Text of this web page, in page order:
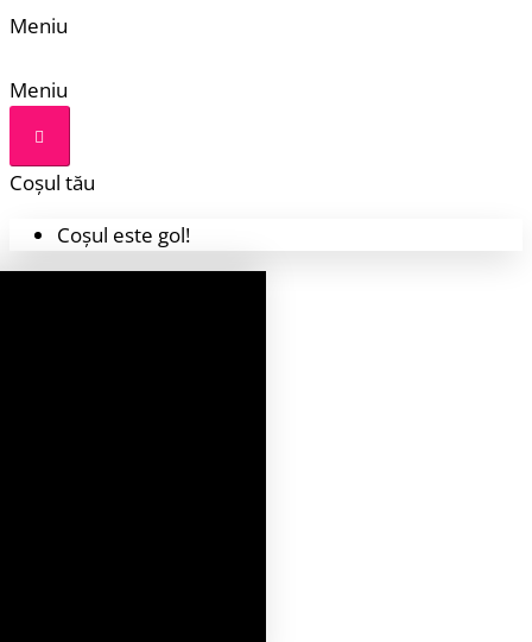
Meniu
Meniu
Coșul tău
Coșul este gol!